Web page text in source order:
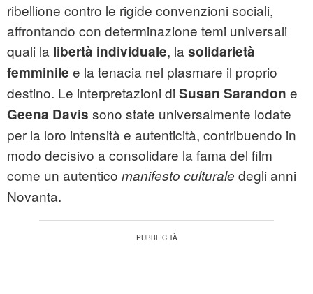
ribellione contro le rigide convenzioni sociali,
affrontando con determinazione temi universali
quali la libertà individuale, la solidarietà
femminile e la tenacia nel plasmare il proprio
destino. Le interpretazioni di Susan Sarandon e
Geena Davis sono state universalmente lodate
per la loro intensità e autenticità, contribuendo in
modo decisivo a consolidare la fama del film
come un autentico manifesto culturale degli anni
Novanta.